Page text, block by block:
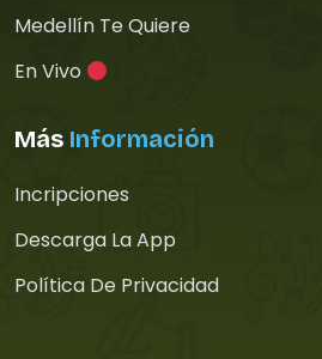
Medellín Te Quiere
En Vivo
Más Información
Incripciones
Descarga La App
Política De Privacidad